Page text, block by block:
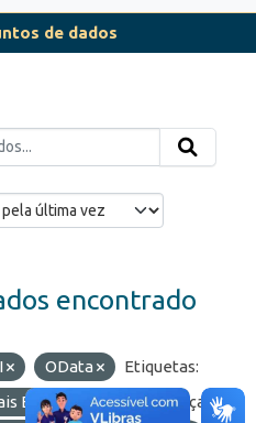
de dados
encontrado
OData
Etiquetas:
Estrangeiros
Licenças: